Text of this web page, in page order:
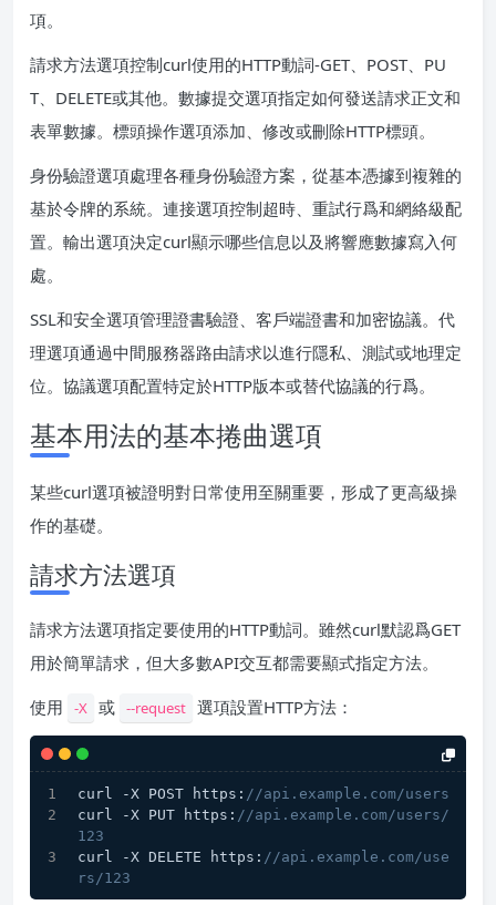
項。
請求方法選項控制curl使用的HTTP動詞-GET、POST、PU
T、DELETE或其他。數據提交選項指定如何發送請求正文和
表單數據。標頭操作選項添加、修改或刪除HTTP標頭。
身份驗證選項處理各種身份驗證方案，從基本憑據到複雜的
基於令牌的系統。連接選項控制超時、重試行爲和網絡級配
置。輸出選項決定curl顯示哪些信息以及將響應數據寫入何
處。
SSL和安全選項管理證書驗證、客戶端證書和加密協議。代
理選項通過中間服務器路由請求以進行隱私、測試或地理定
位。協議選項配置特定於HTTP版本或替代協議的行爲。
基本用法的基本捲曲選項
某些curl選項被證明對日常使用至關重要，形成了更高級操
作的基礎。
請求方法選項
請求方法選項指定要使用的HTTP動詞。雖然curl默認爲GET
用於簡單請求，但大多數API交互都需要顯式指定方法。
使用
-X 或 --request 選項設置HTTP方法：
curl -X POST https: //api.example.com/users
curl -X PUT https: //api.example.com/users/
123
curl -X DELETE https: //api.example.com/use
rs/123